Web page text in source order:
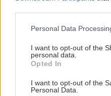
Please note that this
not limited to your visit or
grant or deny consent to
use your data for below
consent section.
Personal Data
I want to opt-out of the
personal data.
Opted In
I want to opt-out of the
Personal Data.
χειροποίητο
μπαλκονάκια με θέα
Παρνασσό. Οι τιμές
δίκλινο με πρωινό.
Booking, από εδώ